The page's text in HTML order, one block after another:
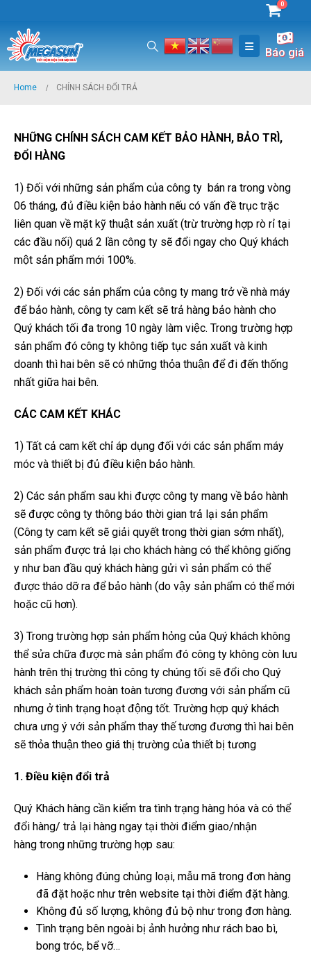
0
Báo giá
Home CHÍNH SÁCH ĐỔI TRẢ
NHƯNG CHINH SACH CAM KÊT BAO HANH, BAO TRI,
ĐÔI HANG
1) Đối với những sản phẩm của công ty bán ra trong vòng
06 tháng, đủ điều kiện bảo hành nếu có vấn đề trục trặc
liên quan về mặt kỹ thuật sản xuất (trừ trường hợp rò rỉ tại
các đầu nối) quá 2 lần công ty sẽ đổi ngay cho Quý khách
một sản phẩm mới 100%.
2) Đối với các sản phẩm của công ty mang trở về nhà máy
để bảo hành, công ty cam kết sẽ trả hàng bảo hành cho
Quý khách tối đa trong 10 ngày làm việc. Trong trường hợp
sản phẩm đó công ty không tiếp tục sản xuất và kinh
doanh thì hai bên sẽ có những thỏa thuận để đi đến thống
nhất giữa hai bên.
CÁC CAM KÊT KHAC
1) Tất cả cam kết chỉ áp dụng đối với các sản phẩm máy
móc và thiết bị đủ điều kiện bảo hành.
2) Các sản phẩm sau khi được công ty mang về bảo hành
sẽ được công ty thông báo thời gian trả lại sản phẩm
(Công ty cam kết sẽ giải quyết trong thời gian sớm nhất),
sản phẩm được trả lại cho khách hàng có thể không giống
y như ban đầu quý khách hàng gửi vì sản phẩm có thể
được tháo dỡ ra để bảo hành (do vậy sản phẩm có thể mới
hoặc cũ hơn).
3) Trong trường hợp sản phẩm hỏng của Quý khách không
thể sửa chữa được mà sản phẩm đó công ty không còn lưu
hành trên thị trường thì công ty chúng tối sẽ đổi cho Quý
khách sản phẩm hoàn toàn tương đương với sản phẩm cũ
nhưng ở tình trạng hoạt động tốt. Trường hợp quý khách
chưa ưng ý với sản phẩm thay thế tương đương thì hai bên
sẽ thỏa thuận theo giá thị trường của thiết bị tương
1. Điều kiện đổi trả
Quý Khách hàng cần kiểm tra tình trạng hàng hóa và có thể
đổi hàng/ trả lại hàng ngay tại thời điểm giao/nhận
hàng trong những trường hợp sau:
Hàng không đúng chủng loại, mẫu mã trong đơn hàng
đã đặt hoặc như trên website tại thời điểm đặt hàng.
Không đủ số lượng, không đủ bộ như trong đơn hàng.
Tình trạng bên ngoài bị ảnh hưởng như rách bao bì,
bong tróc, bể vỡ…